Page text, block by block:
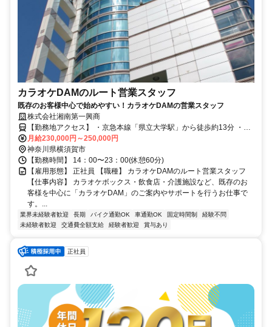
カラオケDAMのルート営業スタッフ
既存のお客様中心で始めやすい！カラオケDAMの営業スタッフ
株式会社湘南第一興商
【勤務地アクセス】 ・京急本線「県立大学駅」から徒歩約13分 ・
JR「横須賀駅」から「不入斗橋(いりやまずばし)」バス停下車後、徒
歩約1分
月給230,000円～250,000円
神奈川県横須賀市
【勤務時間】 14：00〜23：00(休憩60分)
【雇用形態】 正社員 【職種】 カラオケDAMのルート営業スタッフ
【仕事内容】 カラオケボックス・飲食店・介護施設など、既存のお
客様を中心に「カラオケDAM」のご案内やサポートを行うお仕事で
す。...
業界未経験者歓迎 長期 バイク通勤OK 車通勤OK 固定時間制
経験不問
未経験者歓迎
交通費全額支給 経験者歓迎 賞与あり
正社員